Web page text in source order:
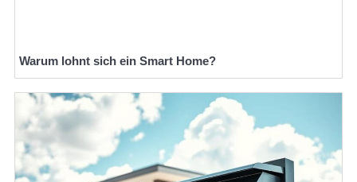
Warum lohnt sich ein Smart Home?